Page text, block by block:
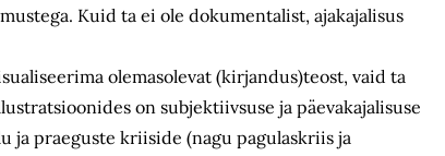
Kuid ta ei ole dokumentalist, ajakajalisus
olemasolevat (kirjandus)teost, vaid ta
on subjektiivsuse ja päevakajalisuse
ja praeguste kriiside (nagu pagulaskriis ja